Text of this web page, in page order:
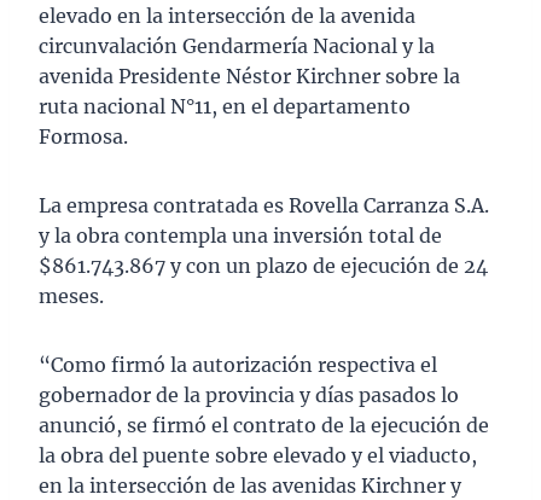
elevado en la intersección de la avenida
circunvalación Gendarmería Nacional y la
avenida Presidente Néstor Kirchner sobre la
ruta nacional N°11, en el departamento
Formosa.
La empresa contratada es Rovella Carranza S.A.
y la obra contempla una inversión total de
$861.743.867 y con un plazo de ejecución de 24
meses.
“Como firmó la autorización respectiva el
gobernador de la provincia y días pasados lo
anunció, se firmó el contrato de la ejecución de
la obra del puente sobre elevado y el viaducto,
en la intersección de las avenidas Kirchner y